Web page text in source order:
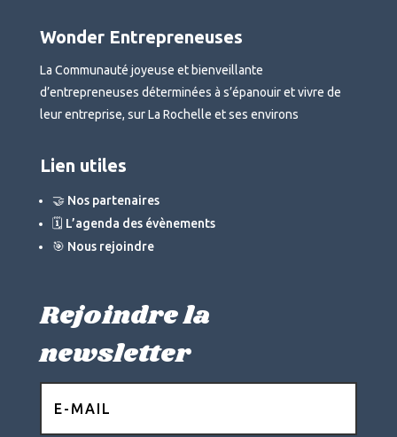
Wonder Entrepreneuses
La Communauté joyeuse et bienveillante
d’entrepreneuses déterminées à s’épanouir et vivre de
leur entreprise, sur La Rochelle et ses environs
Lien utiles
🤝 Nos partenaires
🗓 L’agenda des évènements
🎯 Nous rejoindre
Rejoindre la
newsletter